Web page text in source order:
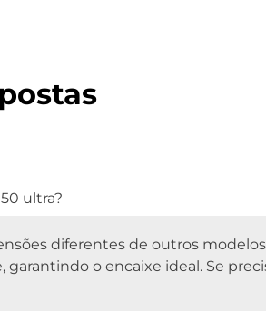
ultra?
diferentes de outros
o encaixe ideal. Se